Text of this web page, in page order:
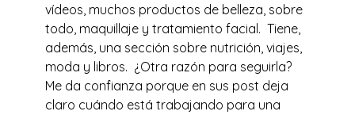
vídeos, muchos productos de belleza, sobre
todo, maquillaje y tratamiento facial. Tiene,
además, una sección sobre nutrición, viajes,
moda y libros. ¿Otra razón para seguirla?
Me da confianza porque en sus post deja
claro cuándo está trabajando para una